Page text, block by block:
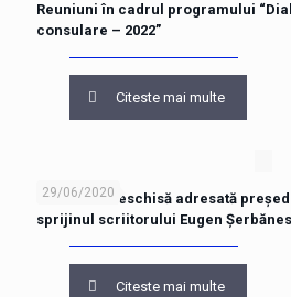
Reuniuni în cadrul programului
consulare – 2022”
Citeste mai multe
29/06/2020
Scrisoare deschisă adresată
sprijinul scriitorului Eugen
Citeste mai multe